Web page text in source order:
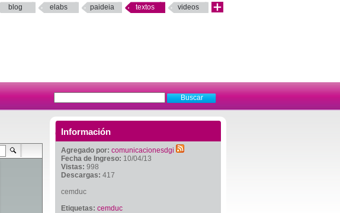
blog elabs paideia textos videos
Información
Agregado por: comunicacionesdgi
Fecha de Ingreso: 10/04/13
Vistas: 998
Descargas: 417
cemduc
Etiquetas: cemduc